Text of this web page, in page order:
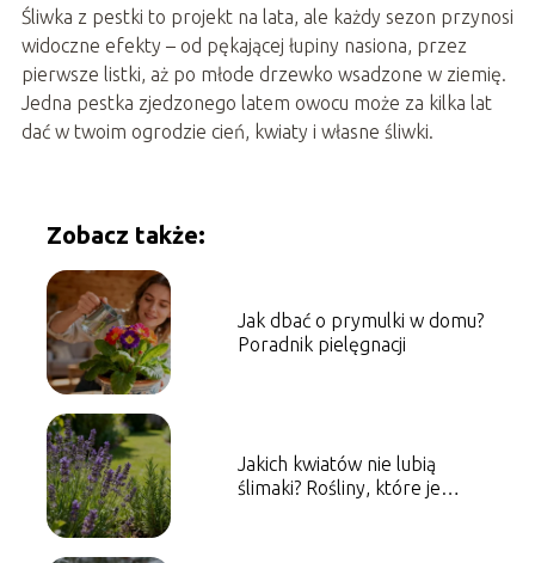
Śliwka z pestki to projekt na lata, ale każdy sezon przynosi
widoczne efekty – od pękającej łupiny nasiona, przez
pierwsze listki, aż po młode drzewko wsadzone w ziemię.
Jedna pestka zjedzonego latem owocu może za kilka lat
dać w twoim ogrodzie cień, kwiaty i własne śliwki.
Zobacz także:
Jak dbać o prymulki w domu?
Poradnik pielęgnacji
Jakich kwiatów nie lubią
ślimaki? Rośliny, które je